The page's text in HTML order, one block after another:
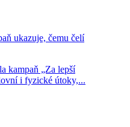
ukazuje, čemu čelí
kampaň „Za lepší
i fyzické útoky,...